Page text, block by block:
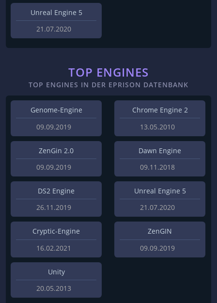
Unreal Engine 5
21.07.2020
TOP ENGINES
TOP ENGINES IN DER EPRISON DATENBANK
Genome-Engine
09.09.2019
Chrome Engine 2
13.05.2010
ZenGin 2.0
09.09.2019
Dawn Engine
09.11.2018
DS2 Engine
26.11.2019
Unreal Engine 5
21.07.2020
Cryptic-Engine
16.02.2021
ZenGIN
09.09.2019
Unity
20.05.2013